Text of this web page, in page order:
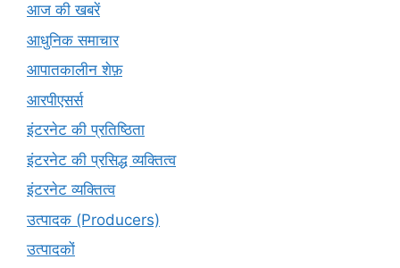
आज की खबरें
आधुनिक समाचार
आपातकालीन शेफ़
आरपीएसर्स
इंटरनेट की प्रतिष्ठिता
इंटरनेट की प्रसिद्ध व्यक्तित्व
इंटरनेट व्यक्तित्व
उत्पादक (Producers)
उत्पादकों